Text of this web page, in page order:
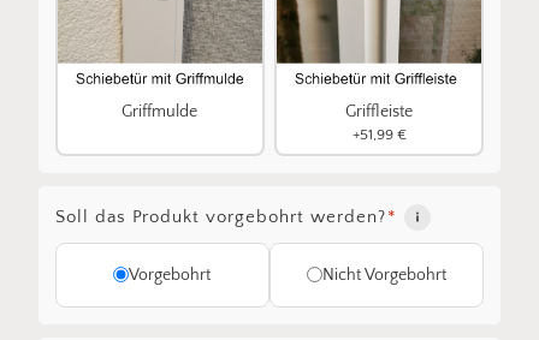
Griffmulde Griffleiste
+51,99 €
Soll das Produkt vorgebohrt werden?*
Vorgebohrt Nicht Vorgebohrt